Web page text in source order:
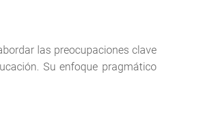
las preocupaciones clave
Su enfoque pragmático